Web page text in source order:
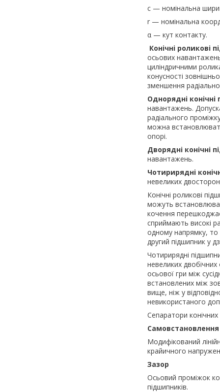
c — номінальна
r — номінальна
α — кут контакту.
Конічні роликові
осьових
циліндричними
конусності
зменшення
Однорядні
навантажень.
радіального
можна
опорі.
Дворядні конічні
навантажень.
Чотирирядні
невеликих
Конічні роликові
можуть
кочення
сприймають високі
одному напрямку, то
другий підшипник у
Чотирирядні
невеликих
осьової гри між
встановлених між
вище, ніж у
невикористаного
Сепаратори
Самовстановлення
Модифікований
крайичного
Зазор
Осьовий проміжок
підшипників.